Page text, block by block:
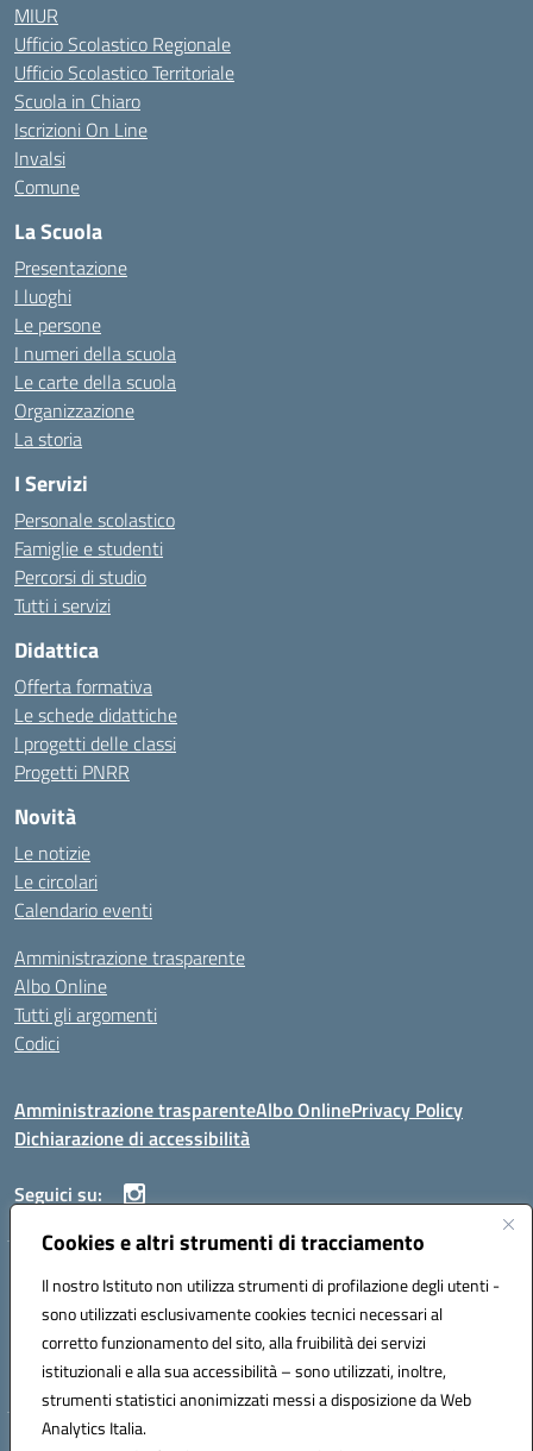
Cookies e altri strumenti di tracciamento
Il nostro Istituto non utilizza strumenti di profilazione degli utenti -
sono utilizzati esclusivamente cookies tecnici necessari al
corretto funzionamento del sito, alla fruibilità dei servizi
istituzionali e alla sua accessibilità – sono utilizzati, inoltre,
strumenti statistici anonimizzati messi a disposizione da Web
Analytics Italia.
MIUR
Ufficio Scolastico Regionale
Ufficio Scolastico Territoriale
Scuola in Chiaro
Iscrizioni On Line
Invalsi
Comune
La Scuola
Presentazione
I luoghi
Le persone
I numeri della scuola
Le carte della scuola
Organizzazione
La storia
I Servizi
Personale scolastico
Famiglie e studenti
Percorsi di studio
Tutti i servizi
Didattica
Offerta formativa
Le schede didattiche
I progetti delle classi
Progetti PNRR
Novità
Le notizie
Le circolari
Calendario eventi
Amministrazione trasparente
Albo Online
Tutti gli argomenti
Codici
Amministrazione trasparenteAlbo OnlinePrivacy Policy
Dichiarazione di accessibilità
Seguici su:
ISTITUTO ISTRUZIONE SUPERIORE ANGELO ROTH
Codice fiscale: 80004310902 Codice meccanografico: SSIS019006
Telefono: 079951627
Mail: SSIS019006@istruzione.it PEC: SSIS019006@pec.istruzione.it